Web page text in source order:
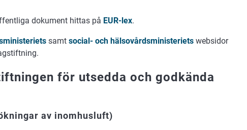
dokument hittas på EUR-lex.
samt social- och hälsovårdsministeriets websidor
för utsedda och godkända
av inomhusluft)